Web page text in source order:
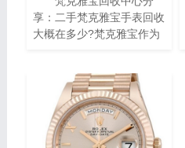
享：二手梵克雅宝手表回收
大概在多少?梵克雅宝作为
量而闻名。对于那些拥有一
款梵克雅宝手表的人来说，
了解其回收价格是非常重要
的。本文将为您介绍二手梵